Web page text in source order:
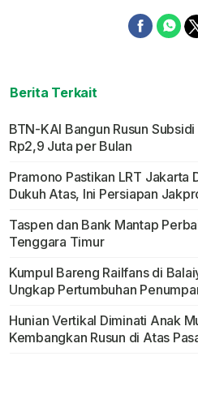
Berita Terkait
BTN-KAI Bangun Rusun
Rp2,9 Juta per Bulan
Pramono Pastikan LRT Jakarta
Dukuh Atas, Ini Persiapan
Taspen dan Bank Mantap
Tenggara Timur
Kumpul Bareng Railfans di
Ungkap Pertumbuhan
Hunian Vertikal Diminati Anak
Kembangkan Rusun di Atas